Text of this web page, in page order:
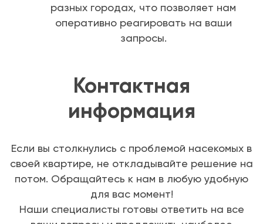
разных городах, что позволяет нам
оперативно реагировать на ваши
запросы.
Контактная
информация
Если вы столкнулись с проблемой насекомых в
своей квартире, не откладывайте решение на
потом. Обращайтесь к нам в любую удобную
для вас момент!
Наши специалисты готовы ответить на все